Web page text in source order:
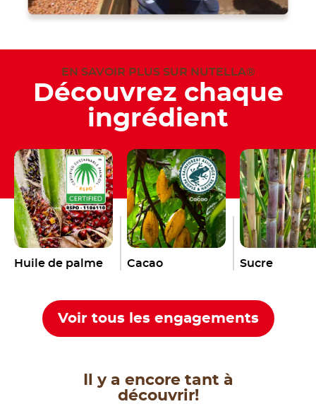
EN SAVOIR PLUS SUR NUTELLA®
Découvrez chaque
ingrédient
Huile de palme Cacao Sucre
Voir tous les engagements
Il y a encore tant à
découvrir!